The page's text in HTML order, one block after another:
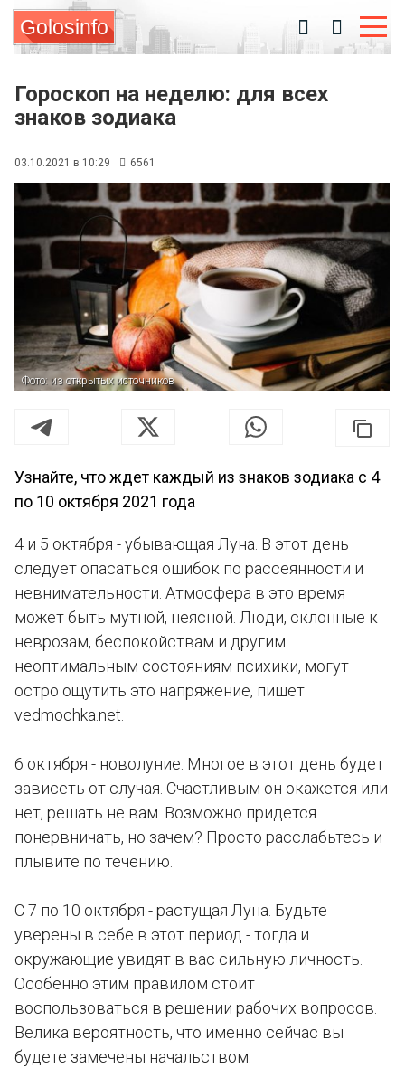
Golosinfo
Гороскоп на неделю: для всех
знаков зодиака
03.10.2021 в 10:29 6561
Фото: из открытых источников
Узнайте, что ждет каждый из знаков зодиака с 4
по 10 октября 2021 года
4 и 5 октября - убывающая Луна. В этот день
следует опасаться ошибок по рассеянности и
невнимательности. Атмосфера в это время
может быть мутной, неясной. Люди, склонные к
неврозам, беспокойствам и другим
неоптимальным состояниям психики, могут
остро ощутить это напряжение, пишет
vedmochka.net.
6 октября - новолуние. Многое в этот день будет
зависеть от случая. Счастливым он окажется или
нет, решать не вам. Возможно придется
понервничать, но зачем? Просто расслабьтесь и
плывите по течению.
С 7 по 10 октября - растущая Луна. Будьте
уверены в себе в этот период - тогда и
окружающие увидят в вас сильную личность.
Особенно этим правилом стоит
воспользоваться в решении рабочих вопросов.
Велика вероятность, что именно сейчас вы
будете замечены начальством.